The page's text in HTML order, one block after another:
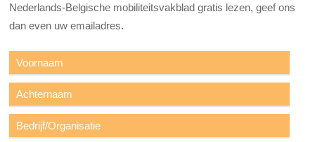
Nederlands-Belgische mobiliteitsvakblad gratis lezen, geef ons
dan even uw emailadres.